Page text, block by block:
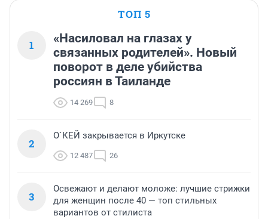
ТОП 5
1
«Насиловал на глазах у
связанных родителей». Новый
поворот в деле убийства
россиян в Таиланде
14 269 8
2
О`КЕЙ закрывается в Иркутске
12 487 26
3
Освежают и делают моложе: лучшие стрижки
для женщин после 40 — топ стильных
вариантов от стилиста